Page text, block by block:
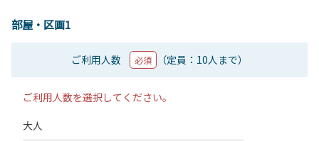
部屋・区画1
ご利用人数 必須 （定員：10人まで）
ご利用人数を選択してください。
大人